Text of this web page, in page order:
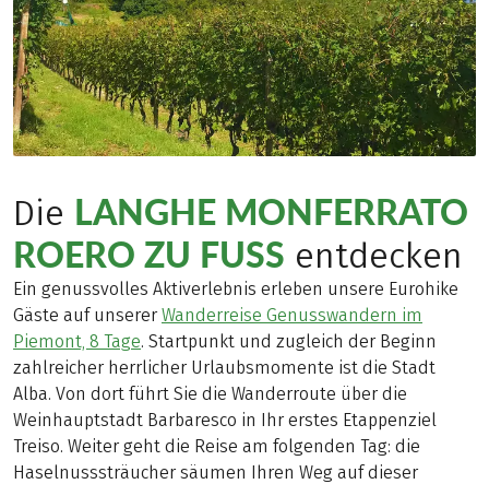
Die LANGHE MONFERRATO
ROERO ZU FUSS
entdecken
Ein genussvolles Aktiverlebnis erleben unsere Eurohike
Gäste auf unserer Wanderreise Genusswandern im
Piemont, 8 Tage. Startpunkt und zugleich der Beginn
zahlreicher herrlicher Urlaubsmomente ist die Stadt
Alba. Von dort führt Sie die Wanderroute über die
Weinhauptstadt Barbaresco in Ihr erstes Etappenziel
Treiso. Weiter geht die Reise am folgenden Tag: die
Haselnusssträucher säumen Ihren Weg auf dieser